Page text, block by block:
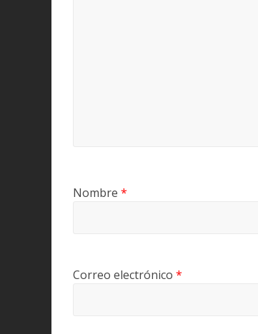
Nombre *
Correo electrónico *